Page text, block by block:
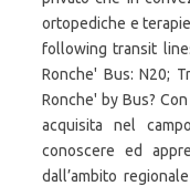
ortopediche e
following transit
Ronche' Bus: N20;
Ronche' by Bus?
acquisita nel
conoscere ed
dall’ambito